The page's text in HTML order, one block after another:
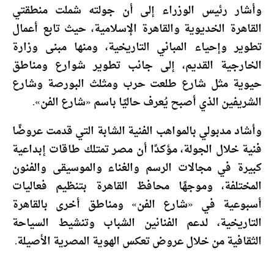
وأشار رئيس الوزراء إلى أن جولته شملت منطقتي
القاهرة الخديوية والقاهرة الإسلامية، حيث تابع أعمال
تطوير وإحياء المباني التاريخية، ومنها مبنى وزارة
الخارجية القديم، إلى جانب تطوير شوارع ومناطق
حيوية مثل شارع طلعت حرب ومثلث البورصة وشارع
الشريفين الذي أصبح يُعرف حاليًا باسم «شارع الفن».
وأشاد مدبولي بالمواهب الفنية الشابة التي قدمت عروضًا
فنية خلال الجولة، مؤكدًا أن مصر تمتلك طاقات إبداعية
كبيرة في مجالات الرسم والغناء والموسيقى والفنون
المختلفة، وموجهًا محافظ القاهرة بتنظيم فعاليات
أسبوعية في «شارع الفن» ومناطق أخرى بالقاهرة
التاريخية، لدعم الفنانين الشباب وتنشيط السياحة
الثقافية من خلال عروض تعكس الهوية المصرية الأصيلة.